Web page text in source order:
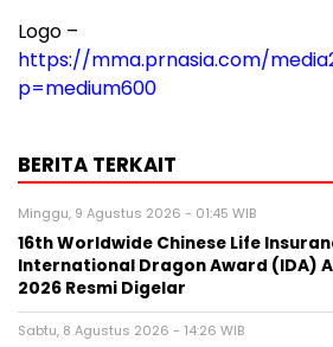
Logo –
https://mma.prnasia.com/
p=medium600
BERITA TERKAIT
Minggu, 9 Agustus 2026 - 01:45 WIB
16th Worldwide Chinese Life
International Dragon Award (IDA)
2026 Resmi Digelar
Sabtu, 8 Agustus 2026 - 14:26 WIB